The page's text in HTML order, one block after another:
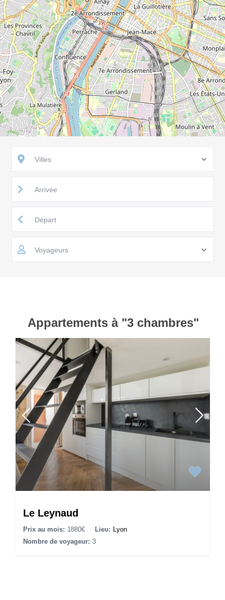
Villes
Voyageurs
Appartements à "3 chambres"
Le Leynaud
Prix au mois: 1880€ Lieu:
Lyon
Nombre de voyageur: 3